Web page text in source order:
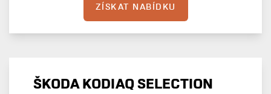
ZÍSKAT NABÍDKU
ŠKODA KODIAQ SELECTION